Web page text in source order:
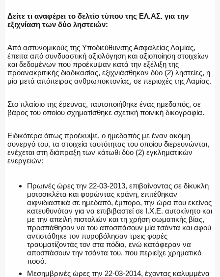
Δείτε τι αναφέρει το δελτίο τύπου της ΕΛ.ΑΣ. για την
εξιχνίαση των δύο ληστειών:
Από αστυνομικούς της Υποδιεύθυνσης Ασφαλείας Λαμίας,
έπειτα από συνδυαστική αξιολόγηση και αξιοποίηση στοιχείων
και δεδομένων που προέκυψαν κατά την εξέλιξη της
προανακριτικής διαδικασίας, εξιχνιάσθηκαν δύο (2) ληστείες, η
μία μετά απόπειρας ανθρωποκτονίας, σε περιοχές της Λαμίας.
Στο πλαίσιο της έρευνας, ταυτοποιήθηκε ένας ημεδαπός, σε
βάρος του οποίου σχηματίσθηκε σχετική ποινική δικογραφία.
Ειδικότερα όπως προέκυψε, ο ημεδαπός με έναν ακόμη
συνεργό του, τα στοιχεία ταυτότητας του οποίου διερευνώνται,
ενέχεται στη διάπραξη των κάτωθι δύο (2) εγκληματικών
ενεργειών:
Πρωινές ώρες την 22-03-2013, επιβαίνοντας σε δίκυκλη
μοτοσικλέτα και φορώντας κράνη, επιτέθηκαν
αιφνιδιαστικά σε ημεδαπό, έμπορο, την ώρα που εκείνος
κατευθυνόταν για να επιβιβαστεί σε Ι.Χ.Ε. αυτοκίνητο και
με την απειλή πιστολιών και τη χρήση σωματικής βίας,
προσπάθησαν να του αποσπάσουν μία τσάντα και αφού
αντιστάθηκε τον πυροβόλησαν τρεις φορές
τραυματίζοντάς τον στα πόδια, ενώ κατάφεραν να
αποσπάσουν την τσάντα του, που περιείχε χρηματικό
ποσό.
Μεσημβρινές ώρες την 22-03-2014, έχοντας καλυμμένα